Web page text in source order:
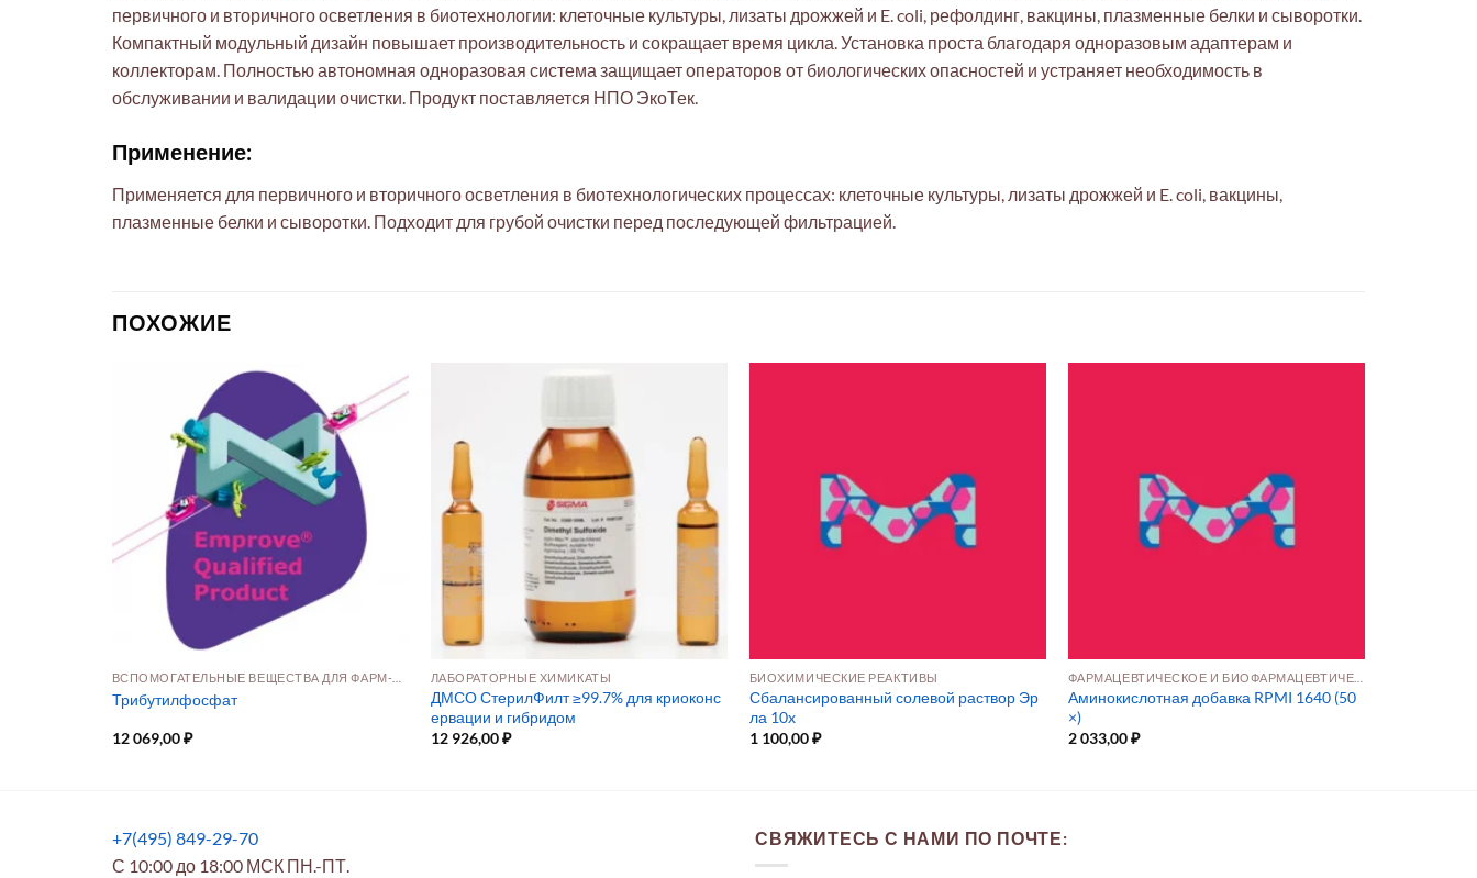
первичного и вторичного осветления в биотехнологии: клеточные культуры, лизаты дрожжей и E. coli, рефолдинг, вакцины, плазменные белки и сыворотки.
Компактный модульный дизайн повышает производительность и сокращает время цикла. Установка проста благодаря одноразовым адаптерам и
коллекторам. Полностью автономная одноразовая система защищает операторов от биологических опасностей и устраняет необходимость в
обслуживании и валидации очистки. Продукт поставляется НПО ЭкоТек.
Применение:
Применяется для первичного и вторичного осветления в биотехнологических процессах: клеточные культуры, лизаты дрожжей и E. coli, вакцины,
плазменные белки и сыворотки. Подходит для грубой очистки перед последующей фильтрацией.
ПОХОЖИЕ
Трибутилфосфат
12 069,00₽
ЛАБОРАТОРНЫЕ ХИМИКАТЫ
ДМСО СтерилФилт ≥99.7% для криоконс
ервации и гибридом
12 926,00₽
БИОХИМИЧЕСКИЕ РЕАКТИВЫ
Сбалансированный солевой раствор Эр
ла 10x
1 100,00₽
Аминокислотная добавка RPMI 1640 (50
×)
2 033,00₽
+7(495) 849-29-70
С 10:00 до 18:00 МСК ПН.-ПТ.
СВЯЖИТЕСЬ С НАМИ ПО ПОЧТЕ: